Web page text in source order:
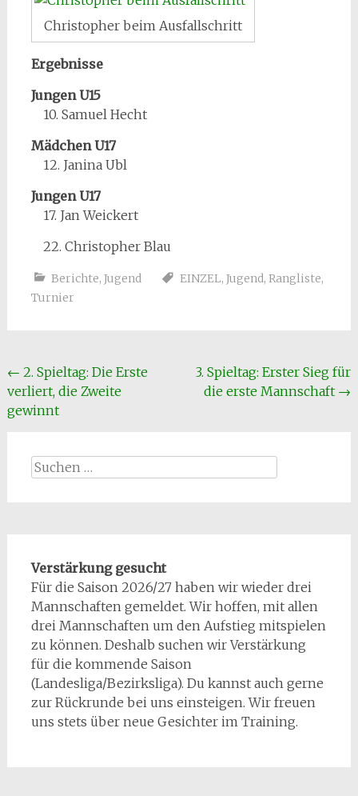
Christopher beim Ausfallschritt
Ergebnisse
Jungen U15
10. Samuel Hecht
Mädchen U17
12. Janina Ubl
Jungen U17
17. Jan Weickert
22. Christopher Blau
Berichte, Jugend EINZEL, Jugend, Rangliste,
Turnier
Beitragsnavigation
← 2. Spieltag: Die Erste
verliert, die Zweite
gewinnt
3. Spieltag: Erster Sieg für
die erste Mannschaft →
Suchen
nach:
Verstärkung gesucht
Für die Saison 2026/27 haben wir wieder drei
Mannschaften gemeldet. Wir hoffen, mit allen
drei Mannschaften um den Aufstieg mitspielen
zu können. Deshalb suchen wir Verstärkung
für die kommende Saison
(Landesliga/Bezirksliga). Du kannst auch gerne
zur Rückrunde bei uns einsteigen. Wir freuen
uns stets über neue Gesichter im Training.